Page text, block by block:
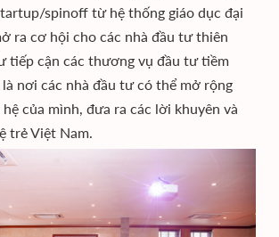
spinoff từ hệ thống giáo dục đại
ra cơ hội cho các nhà đầu tư thiên
tiếp cận các thương vụ đầu tư tiềm
nơi các nhà đầu tư có thể mở rộng
của mình, đưa ra các lời khuyên và
trẻ Việt Nam.